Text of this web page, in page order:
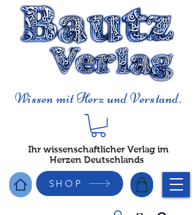
Wissen mit Herz und Verstand.
Ihr wissenschaftlicher Verlag im
Herzen Deutschlands
SHOP